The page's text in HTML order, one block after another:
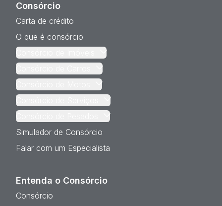
Consórcio
Carta de crédito
O que é consórcio
Simulador de Consórcio
Falar com um Especialista
Entenda o Consórcio
Consórcio